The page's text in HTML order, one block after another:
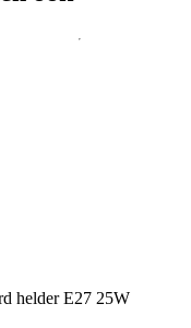
helder E27 25W